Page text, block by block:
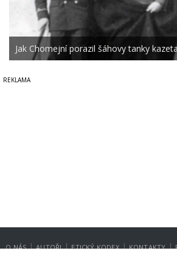
Jak Chomejní porazil šáhovy tanky
O NÁS | AUTOŘI | ETICKÝ KODEX | KONTAKTY |